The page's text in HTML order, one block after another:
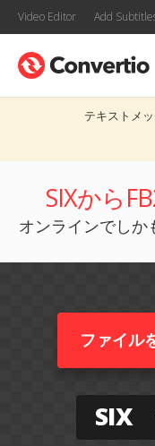
Video Editor Add
テキストメ
SIXから
オンラインでしか
ファイル
SIX